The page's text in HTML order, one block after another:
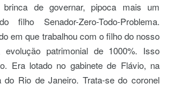
de governar, pipoca mais um
filho Senador-Zero-Todo-Problema.
em que trabalhou com o filho do nosso
evolução patrimonial de 1000%. Isso
Era lotado no gabinete de Flávio, na
do Rio de Janeiro. Trata-se do coronel